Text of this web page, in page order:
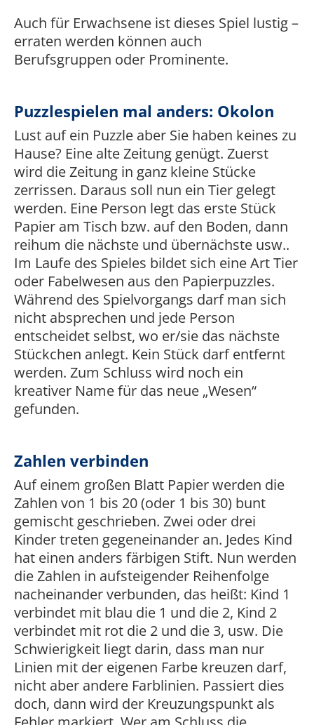
Auch für Erwachsene ist dieses Spiel lustig –
erraten werden können auch
Berufsgruppen oder Prominente.
Puzzlespielen mal anders: Okolon
Lust auf ein Puzzle aber Sie haben keines zu
Hause? Eine alte Zeitung genügt. Zuerst
wird die Zeitung in ganz kleine Stücke
zerrissen. Daraus soll nun ein Tier gelegt
werden. Eine Person legt das erste Stück
Papier am Tisch bzw. auf den Boden, dann
reihum die nächste und übernächste usw..
Im Laufe des Spieles bildet sich eine Art Tier
oder Fabelwesen aus den Papierpuzzles.
Während des Spielvorgangs darf man sich
nicht absprechen und jede Person
entscheidet selbst, wo er/sie das nächste
Stückchen anlegt. Kein Stück darf entfernt
werden. Zum Schluss wird noch ein
kreativer Name für das neue „Wesen“
gefunden.
Zahlen verbinden
Auf einem großen Blatt Papier werden die
Zahlen von 1 bis 20 (oder 1 bis 30) bunt
gemischt geschrieben. Zwei oder drei
Kinder treten gegeneinander an. Jedes Kind
hat einen anders färbigen Stift. Nun werden
die Zahlen in aufsteigender Reihenfolge
nacheinander verbunden, das heißt: Kind 1
verbindet mit blau die 1 und die 2, Kind 2
verbindet mit rot die 2 und die 3, usw. Die
Schwierigkeit liegt darin, dass man nur
Linien mit der eigenen Farbe kreuzen darf,
nicht aber andere Farblinien. Passiert dies
doch, dann wird der Kreuzungspunkt als